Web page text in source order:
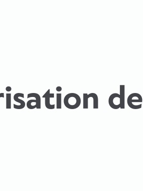
de